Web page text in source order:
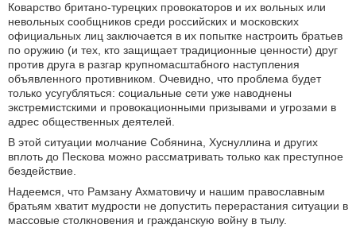
Коварство британо-турецких провокаторов и их вольных или
невольных сообщников среди российских и московских
официальных лиц заключается в их попытке настроить братьев
по оружию (и тех, кто защищает традиционные ценности) друг
против друга в разгар крупномасштабного наступления
объявленного противником. Очевидно, что проблема будет
только усугубляться: социальные сети уже наводнены
экстремистскими и провокационными призывами и угрозами в
адрес общественных деятелей.
В этой ситуации молчание Собянина, Хуснуллина и других
вплоть до Пескова можно рассматривать только как преступное
бездействие.
Надеемся, что Рамзану Ахматовичу и нашим православным
братьям хватит мудрости не допустить перерастания ситуации в
массовые столкновения и гражданскую войну в тылу.